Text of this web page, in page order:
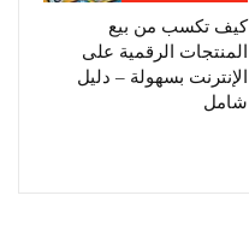
كيف تكسب من بيع
المنتجات الرقمية على
الإنترنت بسهولة – دليل
شامل